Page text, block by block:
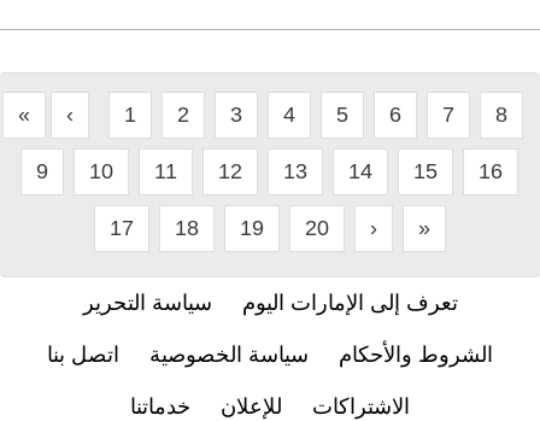
« ‹ 1 2 3 4 5 6 7 8
9 10 11 12 13 14 15 16
17 18 19 20 › »
تعرف إلى الإمارات اليوم سياسة التحرير
الشروط والأحكام سياسة الخصوصية اتصل بنا
الاشتراكات للإعلان خدماتنا